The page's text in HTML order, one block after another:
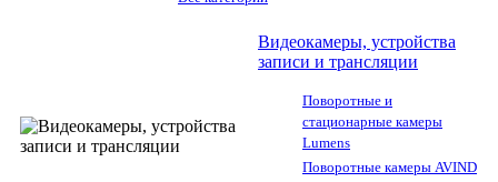
Видеокамеры, устройства
записи и трансляции
Поворотные и
стационарные камеры
Lumens
Поворотные камеры AVIND